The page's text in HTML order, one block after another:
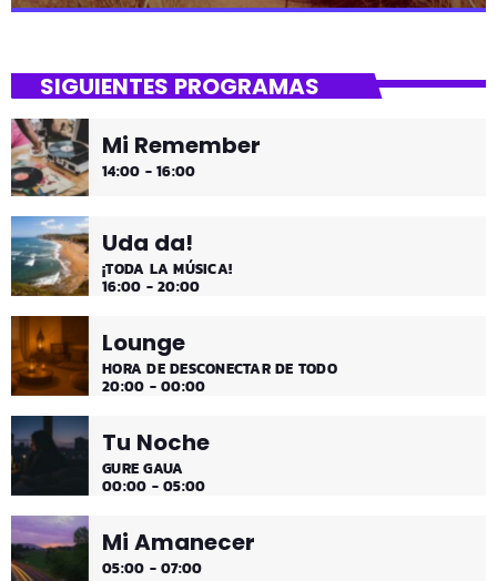
¡Es fin de semana!
¡Música y más música los fines de semana!
SIGUIENTES PROGRAMAS
Mi Remember
14:00 - 16:00
Uda da!
¡TODA LA MÚSICA!
16:00 - 20:00
Lounge
HORA DE DESCONECTAR DE TODO
20:00 - 00:00
Tu Noche
GURE GAUA
00:00 - 05:00
Mi Amanecer
05:00 - 07:00